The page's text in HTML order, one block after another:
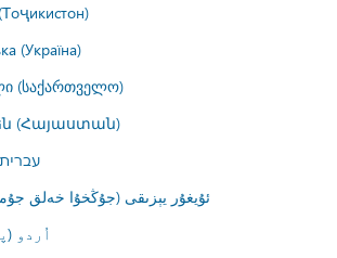
(Україна)
(საქართველო)
(Հայաստան)
ئۇيغۇر يېزىقى (جۇڭخۇا خەلق
اُردو